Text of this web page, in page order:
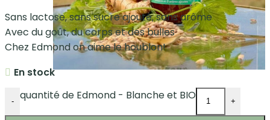
Sans lactose, sans sucre ajouté, sans arôme
Avec du goût, du corps et des bulles
Chez Edmond on aime le houblon!
En stock
- quantité de Edmond - Blanche et BIO +